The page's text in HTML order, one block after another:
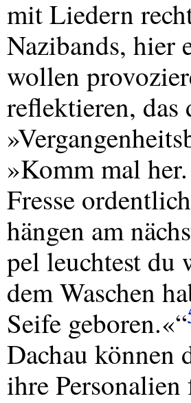
mit Liedern
Nazibands, hier
wollen
reflektieren,
»Komm mal
Fresse
hängen am
pel leuchtest
dem Waschen
Seife geboren.«“
Dachau können
ihre Personalien